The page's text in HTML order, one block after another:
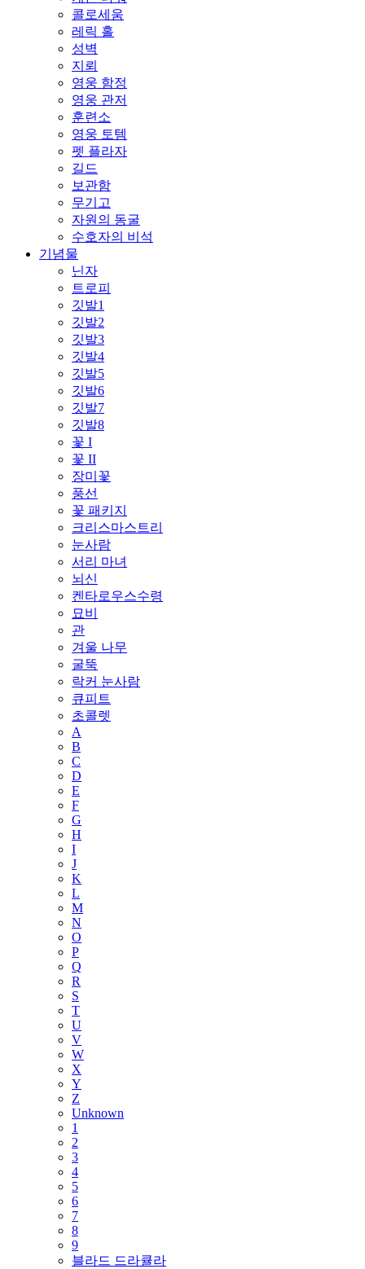
콜로세움
레릭 홀
성벽
지뢰
영웅 함정
영웅 관저
훈련소
영웅 토템
펫 플라자
길드
보관함
무기고
자원의 동굴
수호자의 비석
기념물
닌자
트로피
깃발1
깃발2
깃발3
깃발4
깃발5
깃발6
깃발7
깃발8
꽃 I
꽃 II
장미꽃
풍선
꽃 패키지
크리스마스트리
눈사람
서리 마녀
뇌신
켄타로우스수령
묘비
관
겨울 나무
굴뚝
락커 눈사람
큐피트
초콜렛
A
B
C
D
E
F
G
H
I
J
K
L
M
N
O
P
Q
R
S
T
U
V
W
X
Y
Z
Unknown
1
2
3
4
5
6
7
8
9
블라드 드라큘라